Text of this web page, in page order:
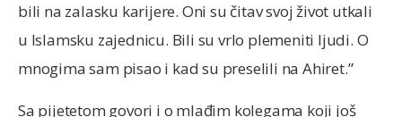
bili na zalasku karijere. Oni su čitav svoj život utkali
u Islamsku zajednicu. Bili su vrlo plemeniti ljudi. O
mnogima sam pisao i kad su preselili na Ahiret.”
Sa pijetetom govori i o mlađim kolegama koji još